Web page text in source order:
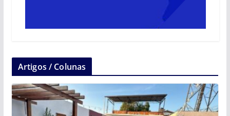
Artigos / Colunas